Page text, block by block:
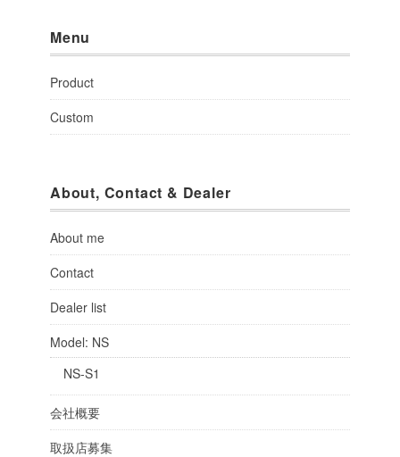
Menu
Product
Custom
About, Contact & Dealer
About me
Contact
Dealer list
Model: NS
NS-S1
会社概要
取扱店募集